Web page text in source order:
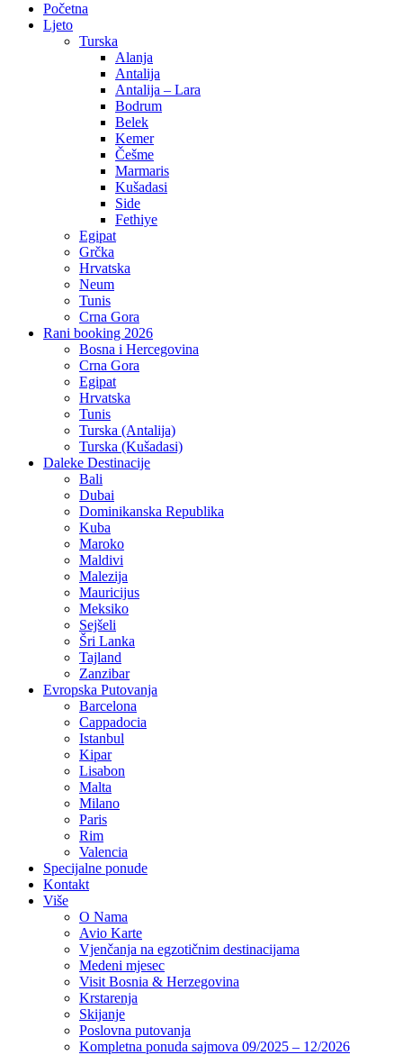
Početna
Ljeto
Turska
Alanja
Antalija
Antalija – Lara
Bodrum
Belek
Kemer
Češme
Marmaris
Kušadasi
Side
Fethiye
Egipat
Grčka
Hrvatska
Neum
Tunis
Crna Gora
Rani booking 2026
Bosna i Hercegovina
Crna Gora
Egipat
Hrvatska
Tunis
Turska (Antalija)
Turska (Kušadasi)
Daleke Destinacije
Bali
Dubai
Dominikanska Republika
Kuba
Maroko
Maldivi
Malezija
Mauricijus
Meksiko
Sejšeli
Šri Lanka
Tajland
Zanzibar
Evropska Putovanja
Barcelona
Cappadocia
Istanbul
Kipar
Lisabon
Malta
Milano
Paris
Rim
Valencia
Specijalne ponude
Kontakt
Više
O Nama
Avio Karte
Vjenčanja na egzotičnim destinacijama
Medeni mjesec
Visit Bosnia & Herzegovina
Krstarenja
Skijanje
Poslovna putovanja
Kompletna ponuda sajmova 09/2025 – 12/2026